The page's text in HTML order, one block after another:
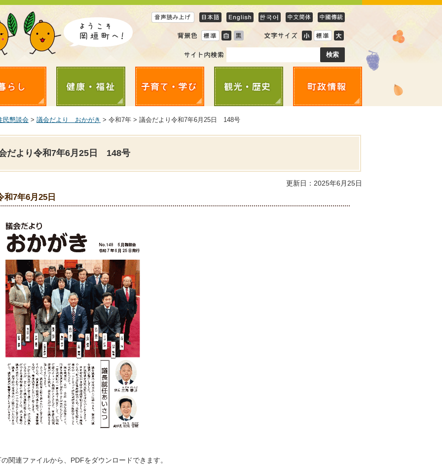
民懇談会 > 議会だより おかがき > 令和7年 > 議会だより令和7年6月25日 148号
だより令和7年6月25日 148号
更新日：2025年6月25日
和7年6月25日
関連ファイルから、PDFをダウンロードできます。